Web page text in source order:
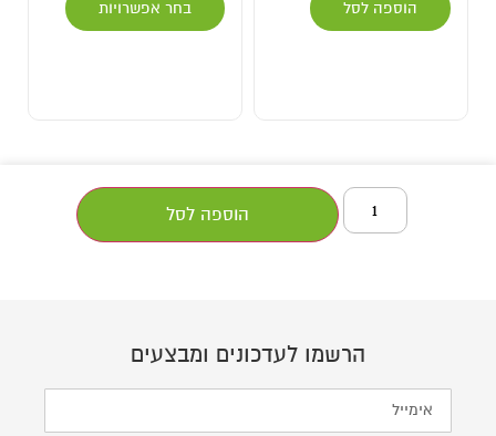
הוספה לסל בחר אפשרויות
הוספה לסל
הרשמו לעדכונים ומבצעים